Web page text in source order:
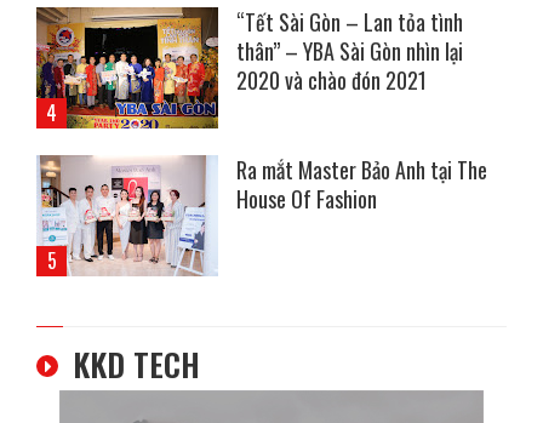
“Tết Sài Gòn – Lan tỏa tình
thân” – YBA Sài Gòn nhìn lại
2020 và chào đón 2021
Ra mắt Master Bảo Anh tại The
House Of Fashion
KKD TECH